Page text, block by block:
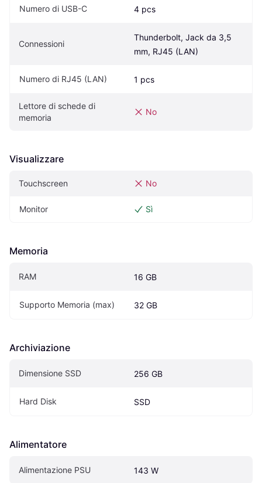
Numero di USB-C 4 pcs
Connessioni
Thunderbolt, Jack da 3,5
mm, RJ45 (LAN)
Numero di RJ45 (LAN) 1 pcs
Lettore di schede di
memoria
No
Visualizzare
Touchscreen No
Monitor Sì
Memoria
RAM 16 GB
Supporto Memoria (max) 32 GB
Archiviazione
Dimensione SSD 256 GB
Hard Disk SSD
Alimentatore
Alimentazione PSU 143 W